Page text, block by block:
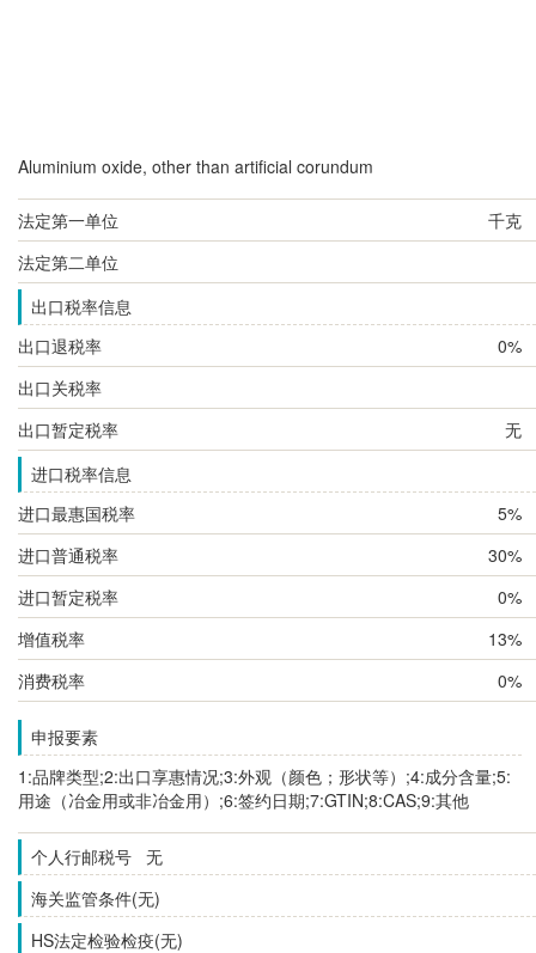
Aluminium oxide, other than artificial corundum
法定第一单位
千克
法定第二单位
出口税率信息
出口退税率
0%
出口关税率
出口暂定税率
无
进口税率信息
进口最惠国税率
5%
进口普通税率
30%
进口暂定税率
0%
增值税率
13%
消费税率
0%
申报要素
1:品牌类型;2:出口享惠情况;3:外观（颜色；形状等）;4:成分含量;5:
用途（冶金用或非冶金用）;6:签约日期;7:GTIN;8:CAS;9:其他
个人行邮税号 无
海关监管条件(无)
HS法定检验检疫(无)